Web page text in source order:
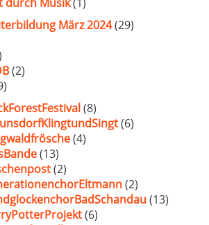
März 2024(29)
(2)
(8)
(6)
(4)
(13)
(2)
(2)
(13)
(6)